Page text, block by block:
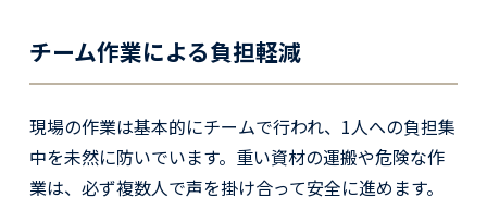
チーム作業による負担軽減
現場の作業は基本的にチームで行われ、1人への負担集
中を未然に防いでいます。重い資材の運搬や危険な作
業は、必ず複数人で声を掛け合って安全に進めます。